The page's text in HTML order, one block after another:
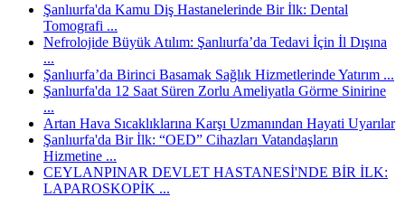
Şanlıurfa'da Kamu Diş Hastanelerinde Bir İlk: Dental
Tomografi ...
Nefrolojide Büyük Atılım: Şanlıurfa’da Tedavi İçin İl Dışına
...
Şanlıurfa’da Birinci Basamak Sağlık Hizmetlerinde Yatırım ...
Şanlıurfa'da 12 Saat Süren Zorlu Ameliyatla Görme Sinirine
...
Artan Hava Sıcaklıklarına Karşı Uzmanından Hayati Uyarılar
Şanlıurfa'da Bir İlk: “OED” Cihazları Vatandaşların
Hizmetine ...
CEYLANPINAR DEVLET HASTANESİ'NDE BİR İLK:
LAPAROSKOPİK ...